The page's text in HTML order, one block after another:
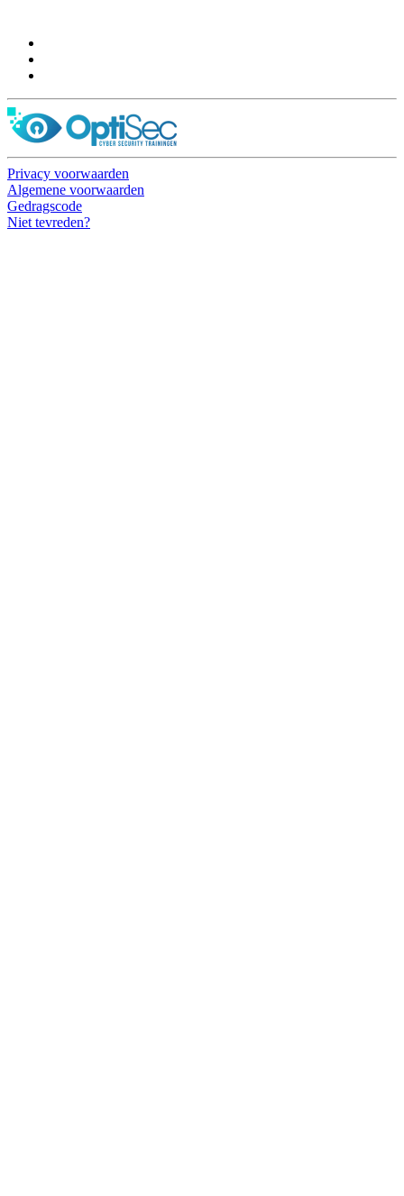
Privacy voorwaarden
Algemene voorwaarden
Gedragscode
Niet tevreden?